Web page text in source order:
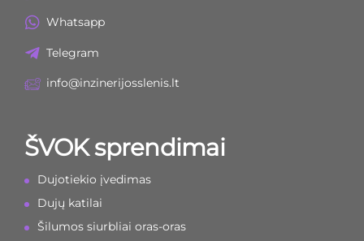
Whatsapp
Telegram
info@inzinerijosslenis.lt
ŠVOK sprendimai
Dujotiekio įvedimas
Dujų katilai
Šilumos siurbliai oras-oras